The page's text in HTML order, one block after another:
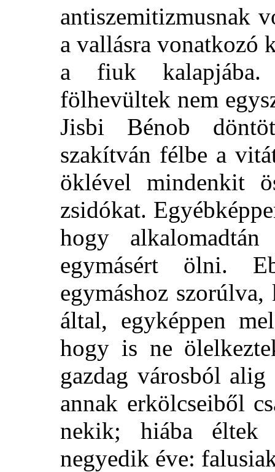
antiszemitizmusnak
a vallásra vonatkozó
a fiuk kalapjába.
fölhevültek nem
Jisbi Bénob
szakítván félbe a
öklével mindenkit
zsidókat.
hogy
egymásért ölni.
egymáshoz
által, egyképpen
hogy is ne
gazdag városból
annak erkölcseiből
nekik; hiába
negyedik éve: